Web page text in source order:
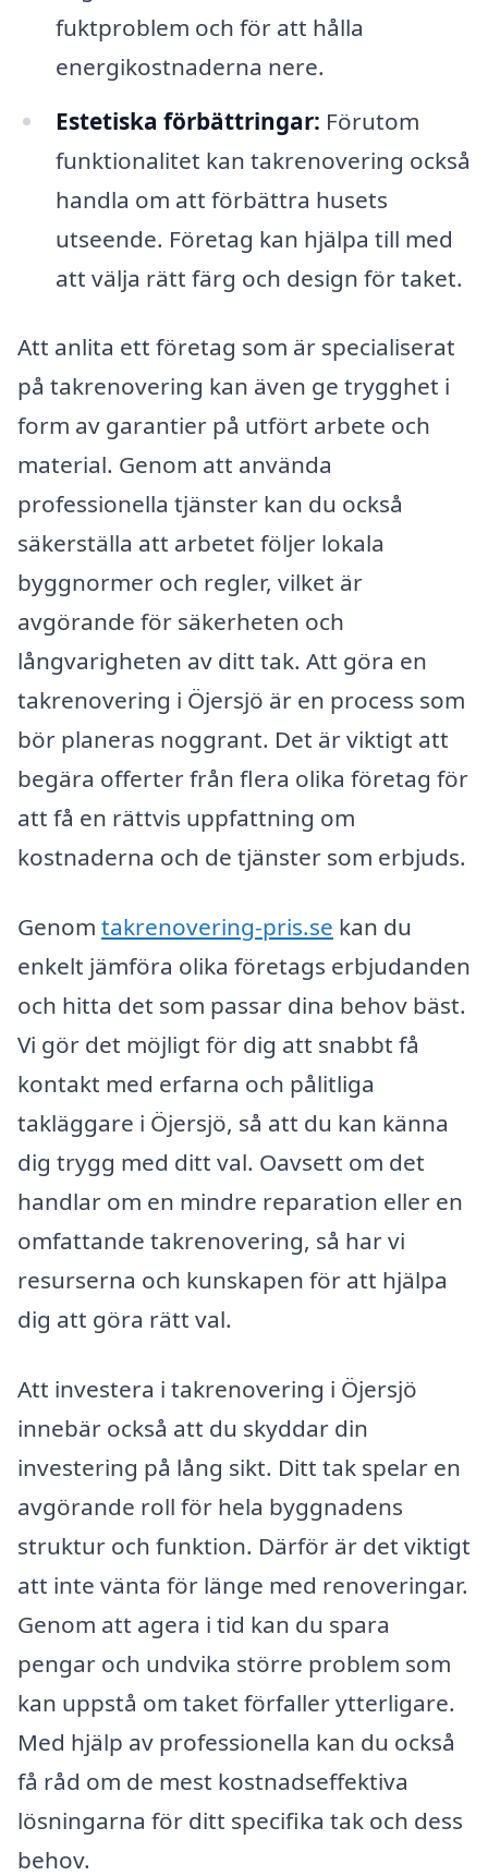
fuktproblem och för att hålla
energikostnaderna nere.
Estetiska förbättringar: Förutom
funktionalitet kan takrenovering också
handla om att förbättra husets
utseende. Företag kan hjälpa till med
att välja rätt färg och design för taket.
Att anlita ett företag som är specialiserat
på takrenovering kan även ge trygghet i
form av garantier på utfört arbete och
material. Genom att använda
professionella tjänster kan du också
säkerställa att arbetet följer lokala
byggnormer och regler, vilket är
avgörande för säkerheten och
långvarigheten av ditt tak. Att göra en
takrenovering i Öjersjö är en process som
bör planeras noggrant. Det är viktigt att
begära offerter från flera olika företag för
att få en rättvis uppfattning om
kostnaderna och de tjänster som erbjuds.
Genom takrenovering-pris.se kan du
enkelt jämföra olika företags erbjudanden
och hitta det som passar dina behov bäst.
Vi gör det möjligt för dig att snabbt få
kontakt med erfarna och pålitliga
takläggare i Öjersjö, så att du kan känna
dig trygg med ditt val. Oavsett om det
handlar om en mindre reparation eller en
omfattande takrenovering, så har vi
resurserna och kunskapen för att hjälpa
dig att göra rätt val.
Att investera i takrenovering i Öjersjö
innebär också att du skyddar din
investering på lång sikt. Ditt tak spelar en
avgörande roll för hela byggnadens
struktur och funktion. Därför är det viktigt
att inte vänta för länge med renoveringar.
Genom att agera i tid kan du spara
pengar och undvika större problem som
kan uppstå om taket förfaller ytterligare.
Med hjälp av professionella kan du också
få råd om de mest kostnadseffektiva
lösningarna för ditt specifika tak och dess
behov.